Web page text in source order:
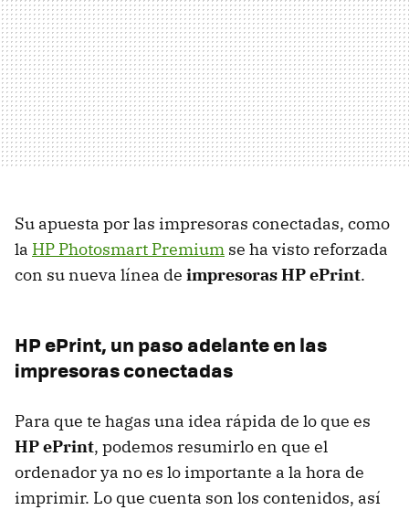
Su apuesta por las impresoras conectadas, como
la HP Photosmart Premium se ha visto reforzada
con su nueva línea de impresoras HP ePrint.
HP ePrint, un paso adelante en las
impresoras conectadas
Para que te hagas una idea rápida de lo que es
HP ePrint, podemos resumirlo en que el
ordenador ya no es lo importante a la hora de
imprimir. Lo que cuenta son los contenidos, así